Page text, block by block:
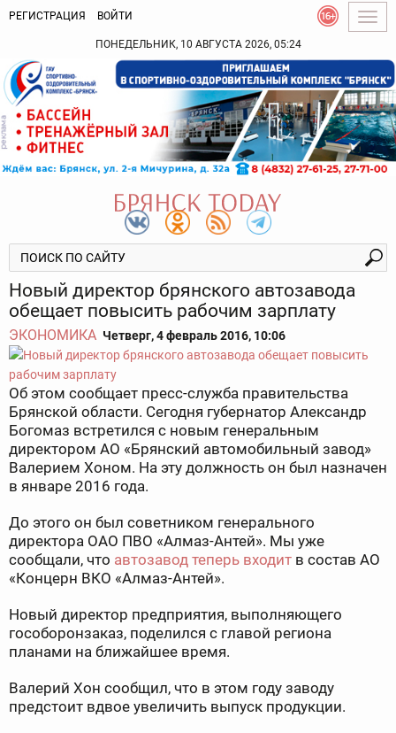
РЕГИСТРАЦИЯ ВОЙТИ
ПОНЕДЕЛЬНИК, 10 АВГУСТА 2026, 05:24
Новый директор брянского автозавода
обещает повысить рабочим зарплату
ЭКОНОМИКА Четверг, 4 февраль 2016, 10:06
Об этом сообщает пресс-служба правительства
Брянской области. Сегодня губернатор Александр
Богомаз встретился с новым генеральным
директором АО «Брянский автомобильный завод»
Валерием Хоном. На эту должность он был назначен
в январе 2016 года.
До этого он был советником генерального
директора ОАО ПВО «Алмаз-Антей». Мы уже
сообщали, что автозавод теперь входит в состав АО
«Концерн ВКО «Алмаз-Антей».
Новый директор предприятия, выполняющего
гособоронзаказ, поделился с главой региона
планами на ближайшее время.
Валерий Хон сообщил, что в этом году заводу
предстоит вдвое увеличить выпуск продукции.